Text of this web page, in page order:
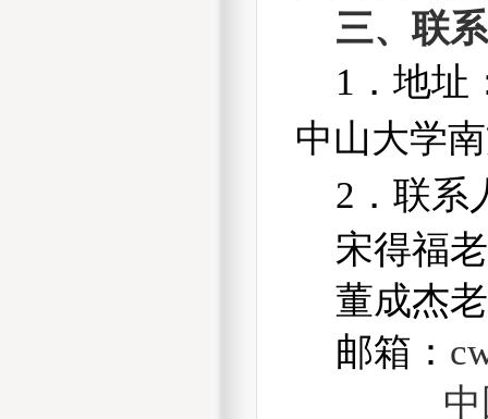
三、联
1 ．地
中山大学
2 ．联
宋得福
董成杰
邮箱：
中国